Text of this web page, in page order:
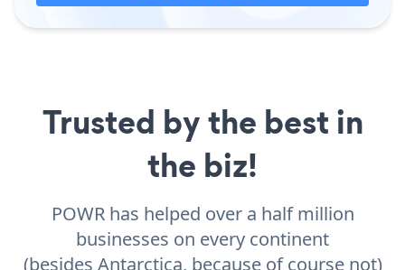
Trusted by the best in
the biz!
POWR has helped over a half million
businesses on every continent
(besides Antarctica, because of course not)